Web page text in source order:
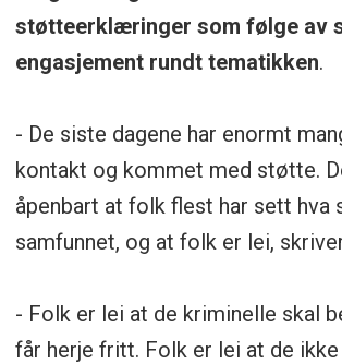
støtteerklæringer som følge av
engasjement rundt tematikken.
- De siste dagene har enormt
kontakt og kommet med støtte.
åpenbart at folk flest har sett hva
samfunnet, og at folk er lei,
- Folk er lei at de kriminelle skal
får herje fritt. Folk er lei at de